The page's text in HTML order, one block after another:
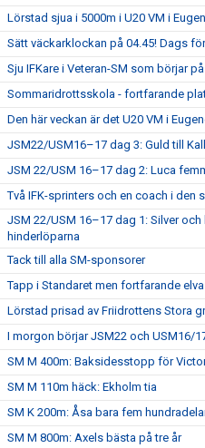
Lörstad sjua i 5000m i U20 VM i
Sätt väckarklockan på 04.45! Dags
Sju IFKare i Veteran-SM som börjar
Sommaridrottsskola - fortfarande
Den här veckan är det U20 VM i
JSM22/USM16–17 dag 3: Guld till
JSM 22/USM 16–17 dag 2: Luca
Två IFK-sprinters och en coach i den
JSM 22/USM 16–17 dag 1: Silver och
hinderlöparna
Tack till alla SM-sponsorer
Tapp i Standaret men fortfarande
Lörstad prisad av Friidrottens Stora
I morgon börjar JSM22 och USM16/
SM M 400m: Baksidesstopp för
SM M 110m häck: Ekholm tia
SM K 200m: Åsa bara fem
SM M 800m: Axels bästa på tre år